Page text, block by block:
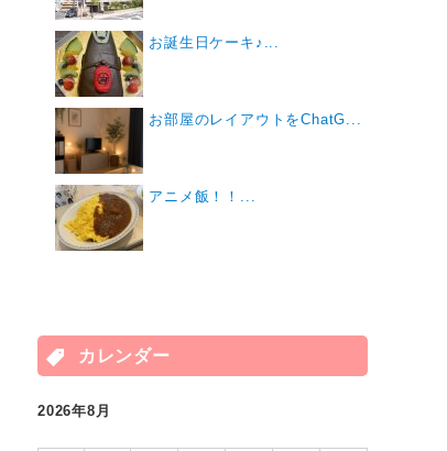
お誕生日ケーキ♪...
お部屋のレイアウトをChatG...
アニメ飯！！...
カレンダー
2026年8月